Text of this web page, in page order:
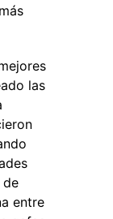
las
de
entre